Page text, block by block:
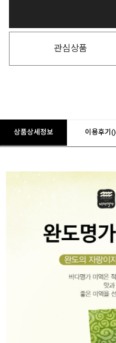
관심상품
상품상세정보 이용후기()